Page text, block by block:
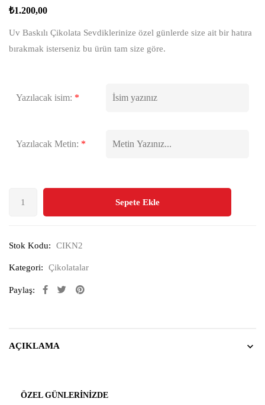
₺1.200,00
Uv Baskılı Çikolata Sevdiklerinize özel günlerde size ait bir hatıra
bırakmak isterseniz bu ürün tam size göre.
Yazılacak isim: *
Yazılacak Metin: *
Sepete Ekle
Stok Kodu: CIKN2
Kategori: Çikolatalar
Paylaş:
AÇIKLAMA
ÖZEL GÜNLERINIZDE